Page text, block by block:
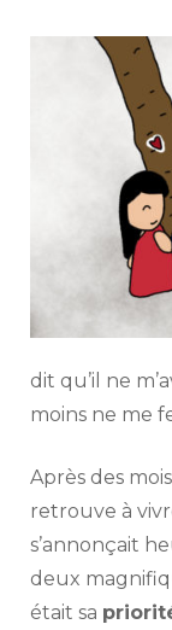
dit qu’il ne
moins ne me
Après des
retrouve à
s’annonçait
deux
était sa